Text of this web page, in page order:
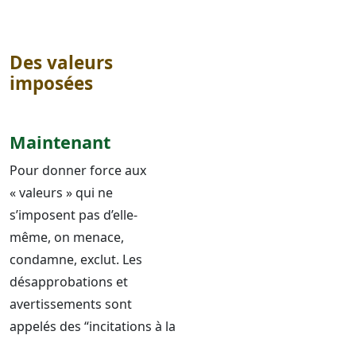
Des valeurs
imposées
Maintenant
Pour donner force aux
« valeurs » qui ne
s’imposent pas d’elle-
même, on menace,
condamne, exclut. Les
désapprobations et
avertissements sont
appelés des “incitations à la